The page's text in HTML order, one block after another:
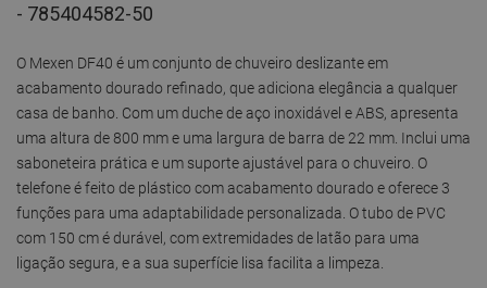
- 785404582-50
O Mexen DF40 é um conjunto de chuveiro deslizante em
acabamento dourado refinado, que adiciona elegância a qualquer
casa de banho. Com um duche de aço inoxidável e ABS, apresenta
uma altura de 800 mm e uma largura de barra de 22 mm. Inclui uma
saboneteira prática e um suporte ajustável para o chuveiro. O
telefone é feito de plástico com acabamento dourado e oferece 3
funções para uma adaptabilidade personalizada. O tubo de PVC
com 150 cm é durável, com extremidades de latão para uma
ligação segura, e a sua superfície lisa facilita a limpeza.